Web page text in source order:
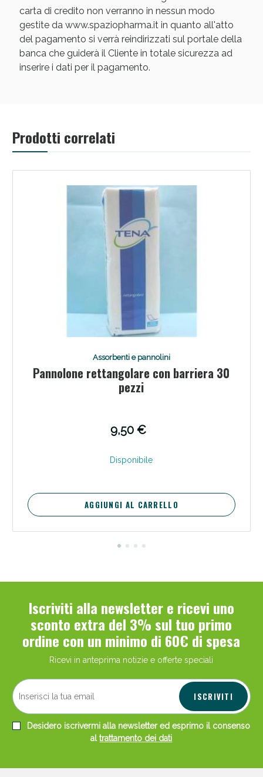
carta di credito non verranno in nessun modo
gestite da www.spaziopharma.it in quanto all'atto
del pagamento si verrà reindirizzati sul portale della
banca che guiderà il Cliente in totale sicurezza ad
inserire i dati per il pagamento.
Prodotti correlati
Assorbenti e pannolini
Pannolone rettangolare con barriera 30
pezzi
9,50 €
Disponibile
AGGIUNGI AL CARRELLO
Iscriviti alla newsletter e ricevi uno
sconto extra del 3% sul tuo primo
ordine con un minimo di 60€ di spesa
Ricevi in anteprima notizie e offerte speciali
ISCRIVITI
Desidero iscrivermi alla newsletter ed esprimo il consenso
altrattamento dei dati